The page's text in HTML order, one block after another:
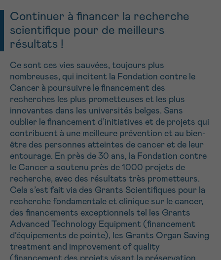
Continuer à financer la recherche
scientifique pour de meilleurs
résultats !
Ce sont ces vies sauvées, toujours plus
nombreuses, qui incitent la Fondation contre le
Cancer à poursuivre le financement des
recherches les plus prometteuses et les plus
innovantes dans les universités belges. Sans
oublier le financement d’initiatives et de projets qui
contribuent à une meilleure prévention et au bien-
être des personnes atteintes de cancer et de leur
entourage. En près de 30 ans, la Fondation contre
le Cancer a soutenu près de 1000 projets de
recherche, avec des résultats très prometteurs.
Cela s’est fait via des Grants Scientifiques pour la
recherche fondamentale et clinique sur le cancer,
des financements exceptionnels tel les Grants
Advanced Technology Equipment (financement
d’équipements de pointe), les Grants Organ Saving
treatment and improvement of quality